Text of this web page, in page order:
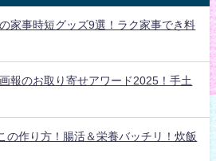
家事時短グッズ9選！ラク家事でき料
報のお取り寄せアワード2025！手土
の作り方！腸活＆栄養バッチリ！炊飯